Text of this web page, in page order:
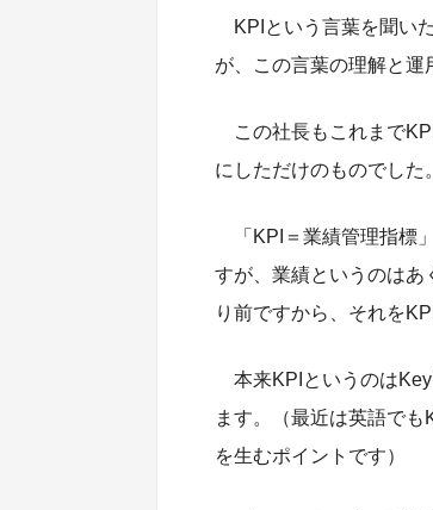
KPIという言葉を聞い
が、この言葉の理解と運
この社長もこれまで
にしただけのものでした。
「KPI＝業績管理指標
すが、業績というのはあ
り前ですから、それを
本来KPIというのは
ます。（最近は英語で
を生むポイントです）